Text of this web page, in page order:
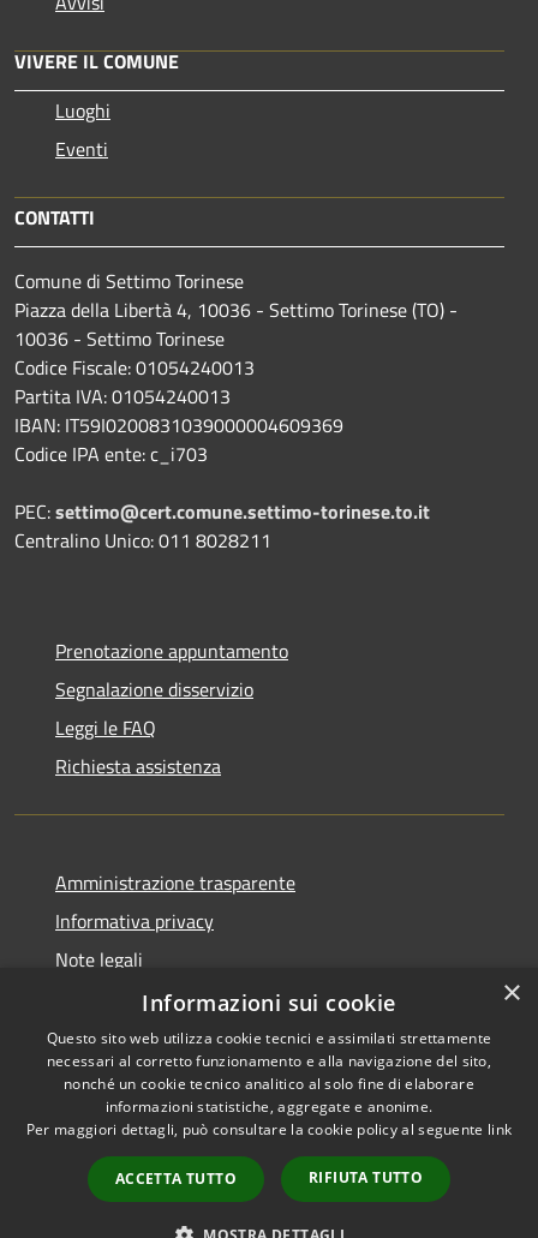
VIVERE IL COMUNE
Luoghi
Eventi
CONTATTI
Comune di Settimo Torinese
Piazza della Libertà 4, 10036 - Settimo Torinese (TO) -
10036 - Settimo Torinese
Codice Fiscale: 01054240013
Partita IVA: 01054240013
IBAN: IT59I0200831039000004609369
Codice IPA ente: c_i703
PEC:settimo@cert.comune.settimo-torinese.to.it
Centralino Unico: 011 8028211
Prenotazione appuntamento
Segnalazione disservizio
Leggi le FAQ
Richiesta assistenza
Amministrazione trasparente
Informativa privacy
Note legali
Dichiarazione di accessibilità
RSS
Accessibilità
Copyright © 2026 • Città di
Municipium•
Accesso
redazione
×
Informazioni sui cookie
Questo sito web utilizza cookie tecnici e assimilati strettamente
necessari al corretto funzionamento e alla navigazione del sito,
nonché un cookie tecnico analitico al solo fine di elaborare
informazioni statistiche, aggregate e anonime.
Per maggiori dettagli, può consultare la cookie policy al seguente link
ACCETTA TUTTO RIFIUTA TUTTO